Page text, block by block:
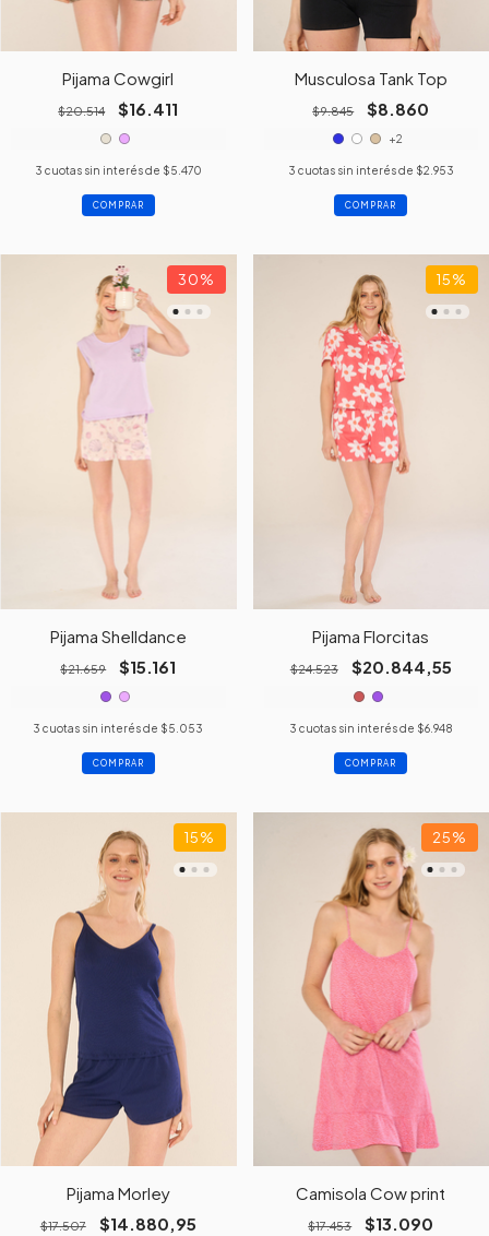
Pijama Cowgirl
$20.514 $16.411
3 cuotas sin interés de $5.470
COMPRAR
Musculosa Tank Top
$9.845 $8.860
+2
3 cuotas sin interés de $2.953
COMPRAR
30%
Pijama Shelldance
$21.659 $15.161
3 cuotas sin interés de $5.053
COMPRAR
15%
Pijama Florcitas
$24.523 $20.844,55
3 cuotas sin interés de $6.948
COMPRAR
15%
Pijama Morley
$17.507 $14.880,95
25%
Camisola Cow print
$17.453 $13.090